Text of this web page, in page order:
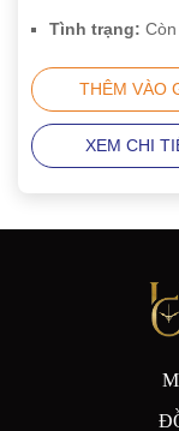
Tình trạng:
THÊM VÀO
XEM CHI